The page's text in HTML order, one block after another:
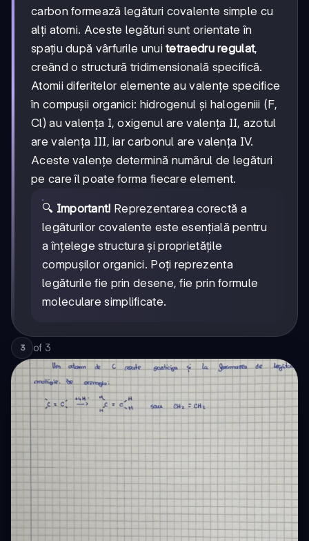
carbon formează legături covalente simple cu
alți atomi. Aceste legături sunt orientate în
spațiu după vârfurile unuitetraedru regulat,
creând o structură tridimensională specifică.
Atomii diferitelor elemente au valențe specifice
în compușii organici: hidrogenul și halogeniii (F,
Cl) au valența I, oxigenul are valența II, azotul
are valența III, iar carbonul are valența IV.
Aceste valențe determină numărul de legături
pe care îl poate forma fiecare element.
🔍 Important! Reprezentarea corectă a
legăturilor covalente este esențială pentru
a înțelege structura și proprietățile
compușilor organici. Poți reprezenta
legăturile fie prin desene, fie prin formule
moleculare simplificate.
3 of 3